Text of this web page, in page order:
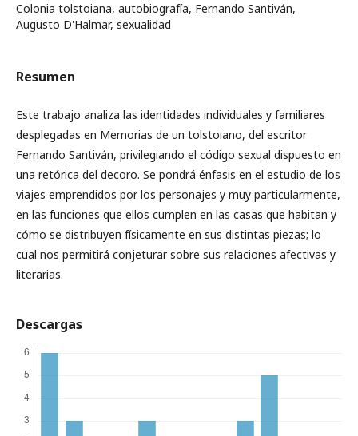
Colonia tolstoiana, autobiografía, Fernando Santiván,
Augusto D'Halmar, sexualidad
Resumen
Este trabajo analiza las identidades individuales y familiares
desplegadas en Memorias de un tolstoiano, del escritor
Fernando Santiván, privilegiando el código sexual dispuesto en
una retórica del decoro. Se pondrá énfasis en el estudio de los
viajes emprendidos por los personajes y muy particularmente,
en las funciones que ellos cumplen en las casas que habitan y
cómo se distribuyen físicamente en sus distintas piezas; lo
cual nos permitirá conjeturar sobre sus relaciones afectivas y
literarias.
Descargas